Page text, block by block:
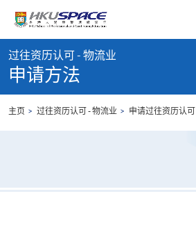
content
content
start
过往资历认可 - 物流业
申请方法
主页 过往资历认可 - 物流业 申请过往资历认可